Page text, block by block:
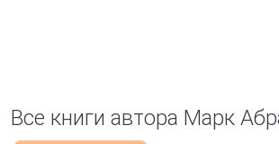
Все книги автора Марк